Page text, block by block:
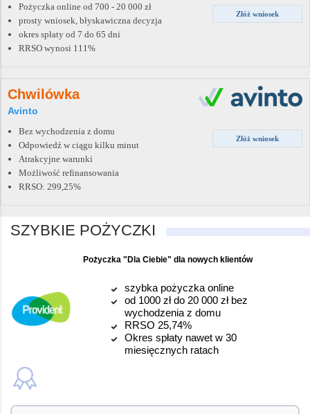
Złóż wniosek
Pożyczka online od 700 - 20 000 zł
prosty wniosek, błyskawiczna decyzja
okres spłaty od 7 do 65 dni
RRSO wynosi 111%
Chwilówka
Avinto
Złóż wniosek
Bez wychodzenia z domu
Odpowiedź w ciągu kilku minut
Atrakcyjne warunki
Możliwość refinansowania
RRSO: 299,25%
SZYBKIE POŻYCZKI
Pożyczka "Dla Ciebie" dla nowych klientów
szybka pożyczka online
od 1000 zł do 20 000 zł bez
wychodzenia z domu
RRSO 25,74%
Okres spłaty nawet w 30
miesięcznych ratach